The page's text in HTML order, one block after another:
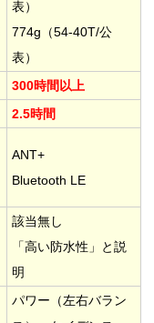
表）
774g（54-40T/公
表）
300時間以上
2.5時間
ANT+
Bluetooth LE
該当無し
「高い防水性」と説
明
パワー（左右バラン